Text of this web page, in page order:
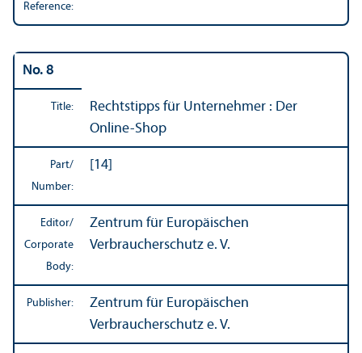
Reference:
No. 8
Title:
Rechtstipps für Unternehmer : Der
Online-Shop
Part/
Number:
[14]
Editor/
Corporate
Body:
Zentrum für Europäischen
Verbraucherschutz e. V.
Publisher:
Zentrum für Europäischen
Verbraucherschutz e. V.